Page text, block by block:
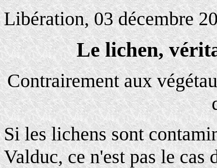
Libération, 03 décembre
Le lichen,
Contrairement aux
Si les lichens sont
Valduc, ce n'est pas le cas